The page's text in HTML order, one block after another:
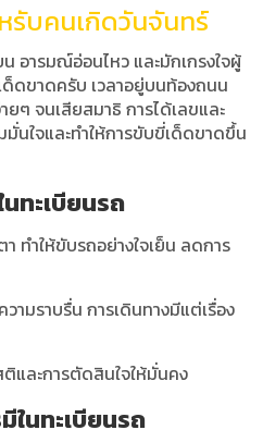
รับคนเกิดวันจันทร์
อารมณ์อ่อนไหว และมักเกรงใจผู้
ดขาดครับ เวลาอยู่บนท้องถนน
ๆ จนเสียสมาธิ การได้เลขและ
มั่นใจและทำให้การขับขี่เด็ดขาดขึ้น
ทะเบียนรถ
ทำให้ขับรถอย่างใจเย็น ลดการ
มราบรื่น การเดินทางมีแต่เรื่อง
ละการตัดสินใจให้มั่นคง
ในทะเบียนรถ